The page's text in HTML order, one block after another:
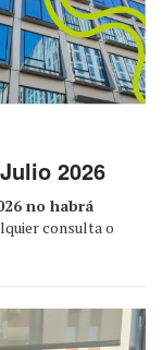
2026
no habrá
consulta o